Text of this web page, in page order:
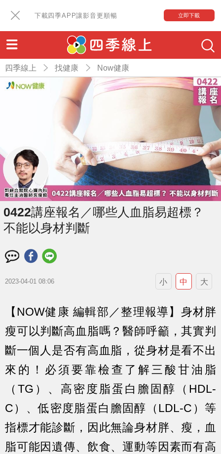
下載四季APP讓影音更順暢 立即下載
四季線上 找健康 Now健康
0422講座報名／哪些人血脂易超標？
不能以身材判斷
2023-04-01 08:06 小 中 大
【NOW健康 編輯部／整理報導】身材胖
瘦可以判斷高血脂嗎？醫師呼籲，其實判
斷一個人是否有高血脂，從身材是看不出
來的！必須要靠檢查了解三酸甘油脂
（TG）、高密度脂蛋白膽固醇（HDL-
C）、低密度脂蛋白膽固醇（LDL-C）等
指標才能診斷，因此無論身材胖、瘦，血
脂可能因遺傳、飲食、運動等因素而有高